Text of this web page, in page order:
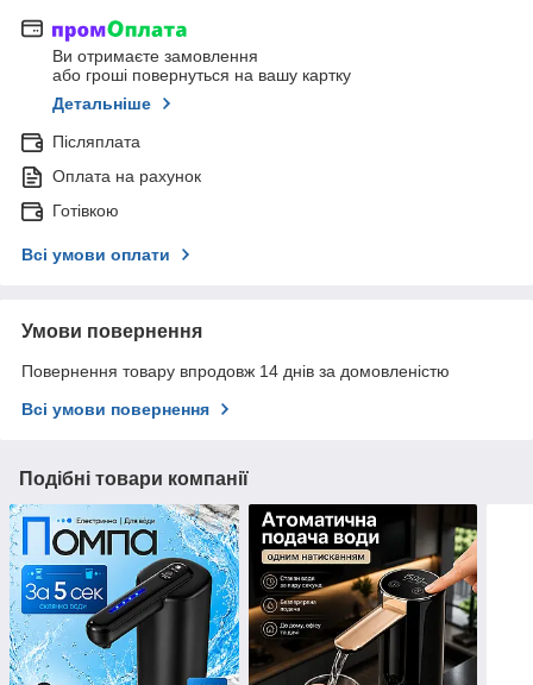
Ви отримаєте замовлення
або гроші повернуться на вашу картку
Детальніше
Післяплата
Оплата на рахунок
Готівкою
Всі умови оплати
Умови повернення
Повернення товару впродовж 14 днів за домовленістю
Всі умови повернення
Подібні товари компанії